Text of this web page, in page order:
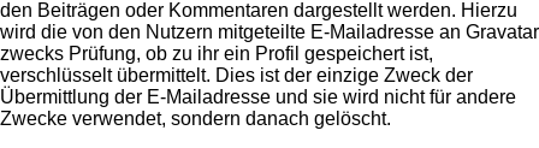
den Beiträgen oder Kommentaren dargestellt werden. Hierzu
wird die von den Nutzern mitgeteilte E-Mailadresse an Gravatar
zwecks Prüfung, ob zu ihr ein Profil gespeichert ist,
verschlüsselt übermittelt. Dies ist der einzige Zweck der
Übermittlung der E-Mailadresse und sie wird nicht für andere
Zwecke verwendet, sondern danach gelöscht.